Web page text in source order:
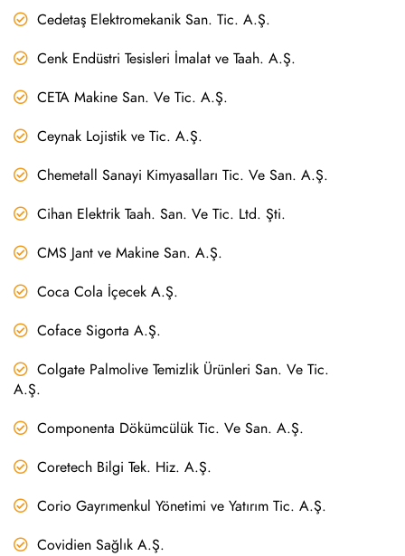
Cedetaş Elektromekanik San. Tic. A.Ş.
Cenk Endüstri Tesisleri İmalat ve Taah. A.Ş.
CETA Makine San. Ve Tic. A.Ş.
Ceynak Lojistik ve Tic. A.Ş.
Chemetall Sanayi Kimyasalları Tic. Ve San. A.Ş.
Cihan Elektrik Taah. San. Ve Tic. Ltd. Şti.
CMS Jant ve Makine San. A.Ş.
Coca Cola İçecek A.Ş.
Coface Sigorta A.Ş.
Colgate Palmolive Temizlik Ürünleri San. Ve Tic.
A.Ş.
Componenta Dökümcülük Tic. Ve San. A.Ş.
Coretech Bilgi Tek. Hiz. A.Ş.
Corio Gayrımenkul Yönetimi ve Yatırım Tic. A.Ş.
Covidien Sağlık A.Ş.